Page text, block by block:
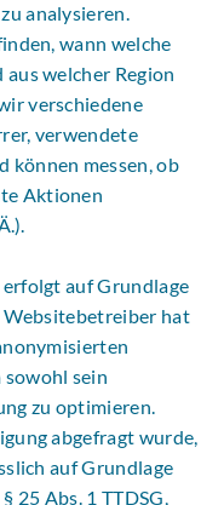
analysieren.
wann welche
welcher Region
verschiedene
verwendete
können messen, ob
Aktionen
auf Grundlage
Websitebetreiber hat
sein
zu optimieren.
abgefragt wurde,
auf Grundlage
25 Abs. 1 TTDSG,